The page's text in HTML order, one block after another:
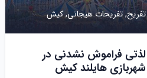
تفریح,تفریحات هیجانی,کیش
لذتی فراموش نشدنی در
شهربازی هایلند کیش